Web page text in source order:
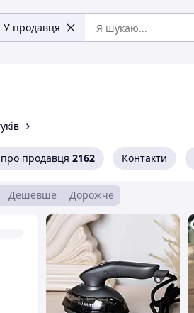
У продавця
про продавця 2162 Контакти
Дешевше Дорожче